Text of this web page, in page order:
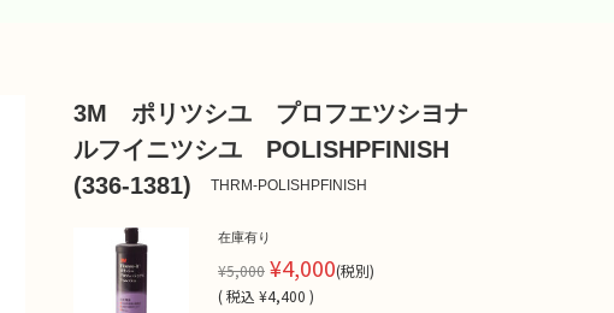
3M ポリツシユ プロフエツシヨナ
ルフイニツシユ POLISHPFINISH
(336-1381)
THRM-POLISHPFINISH
在庫有り
¥5,000¥4,000(税別)
(税込 ¥4,400 )